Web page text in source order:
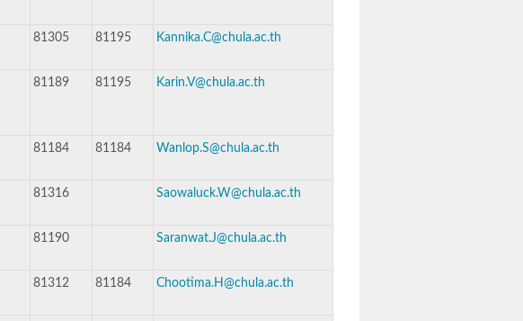
81305 81195 Kannika.C@chula.ac.th
81189 81195 Karin.V@chula.ac.th
81184 81184 Wanlop.S@chula.ac.th
81316 Saowaluck.W@chula.ac.th
81190 Saranwat.J@chula.ac.th
81312 81184 Chootima.H@chula.ac.th